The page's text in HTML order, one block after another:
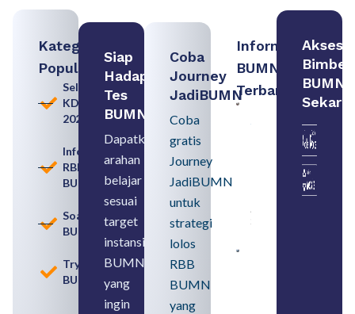
Kategori
Populer
Seleksi
KDKMP
2026
Informasi
RBB
BUMN
Soal
BUMN
Tryout
BUMN
Siap
Hadapi
Tes
BUMN
Dapatkan
arahan
belajar
sesuai
target
instansi
BUMN
yang
ingin
Coba
Journey
JadiBUMN
Coba
gratis
Journey
JadiBUMN
untuk
strategi
lolos
RBB
BUMN
yang
Informasi
BUMN
Terbaru:
Persiapan
Seleksi
Rekrutmen
Memahami
August 8,
2026
Akses
Bimbel
BUMN